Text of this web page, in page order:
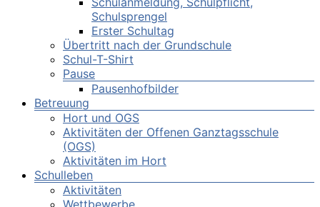
Schulsprengel
Erster Schultag
Übertritt nach der Grundschule
Schul-T-Shirt
Pause
Pausenhofbilder
Betreuung
Hort und OGS
Aktivitäten der Offenen Ganztagsschule
(OGS)
Aktivitäten im Hort
Schulleben
Aktivitäten
Wettbewerbe